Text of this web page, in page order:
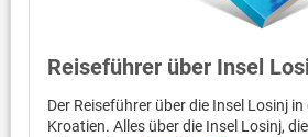
Reiseführer über Insel
Der Reiseführer über die Insel Losinj
Kroatien. Alles über die Insel Losinj,